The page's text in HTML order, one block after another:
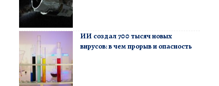
ИИ создал 700 тысяч новых
вирусов: в чем прорыв и опасность